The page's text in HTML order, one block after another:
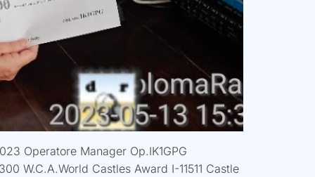
Operatore Manager Op.IK1GPG
W.C.A.World Castles Award I-11511 Castle